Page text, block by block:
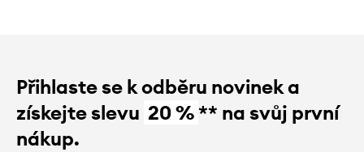
Přihlaste se k odběru novinek a
získejte slevu 20 %** na svůj první
nákup.